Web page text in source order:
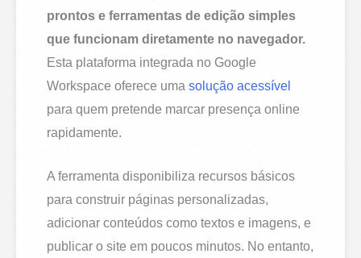
prontos e ferramentas de edição simples
que funcionam diretamente no navegador.
Esta plataforma integrada no Google
Workspace oferece umasolução acessível
para quem pretende marcar presença online
rapidamente.
A ferramenta disponibiliza recursos básicos
para construir páginas personalizadas,
adicionar conteúdos como textos e imagens, e
publicar o site em poucos minutos. No entanto,